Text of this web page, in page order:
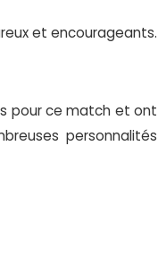
et encourageants.
pour ce match et ont
personnalités